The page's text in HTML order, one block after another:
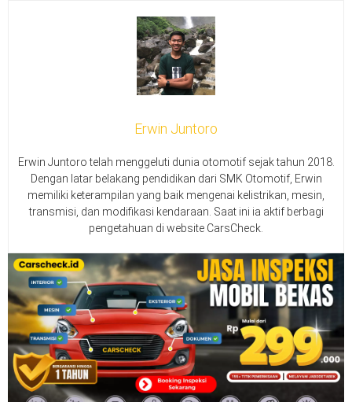
Erwin Juntoro
Erwin Juntoro telah menggeluti dunia otomotif sejak tahun 2018.
Dengan latar belakang pendidikan dari SMK Otomotif, Erwin
memiliki keterampilan yang baik mengenai kelistrikan, mesin,
transmisi, dan modifikasi kendaraan. Saat ini ia aktif berbagi
pengetahuan di website CarsCheck.